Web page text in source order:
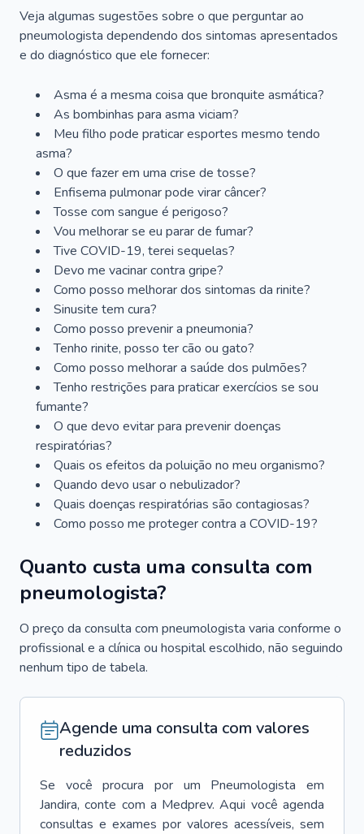
Veja algumas sugestões sobre o que perguntar ao
pneumologista dependendo dos sintomas apresentados
e do diagnóstico que ele fornecer:
Asma é a mesma coisa que bronquite asmática?
As bombinhas para asma viciam?
Meu filho pode praticar esportes mesmo tendo
asma?
O que fazer em uma crise de tosse?
Enfisema pulmonar pode virar câncer?
Tosse com sangue é perigoso?
Vou melhorar se eu parar de fumar?
Tive COVID-19, terei sequelas?
Devo me vacinar contra gripe?
Como posso melhorar dos sintomas da rinite?
Sinusite tem cura?
Como posso prevenir a pneumonia?
Tenho rinite, posso ter cão ou gato?
Como posso melhorar a saúde dos pulmões?
Tenho restrições para praticar exercícios se sou
fumante?
O que devo evitar para prevenir doenças
respiratórias?
Quais os efeitos da poluição no meu organismo?
Quando devo usar o nebulizador?
Quais doenças respiratórias são contagiosas?
Como posso me proteger contra a COVID-19?
Quanto custa uma consulta com
pneumologista?
O preço da consulta com pneumologista varia conforme o
profissional e a clínica ou hospital escolhido, não seguindo
nenhum tipo de tabela.
Agende uma consulta com valores
reduzidos
Se você procura por um Pneumologista
em
Jandira, conte com a Medprev. Aqui você agenda
consultas e exames por valores acessíveis, sem